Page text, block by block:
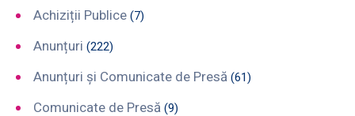
Achiziții Publice (7)
Anunțuri (222)
Anunțuri și Comunicate de Presă (61)
Comunicate de Presă (9)